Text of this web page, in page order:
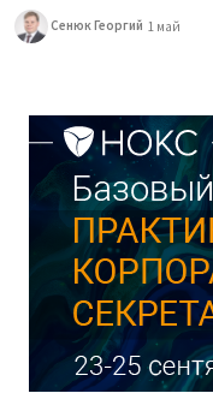
Сенюк Георгий 1 май